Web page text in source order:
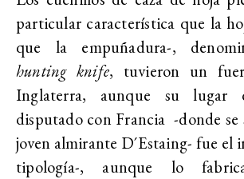
particular característica que la
que la empuñadura-,
hunting knife, tuvieron un
Inglaterra, aunque su lugar
disputado con Francia -donde se
joven almirante D´Estaing- fue el
tipología-, aunque lo